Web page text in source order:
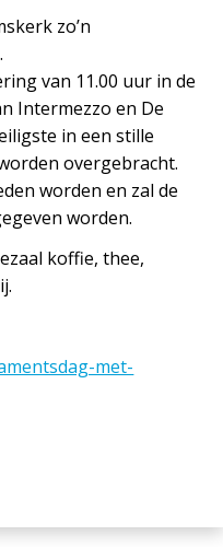
zo’n
van 11.00 uur in de
Intermezzo en De
in een stille
overgebracht.
worden en zal de
worden.
koffie, thee,
met-